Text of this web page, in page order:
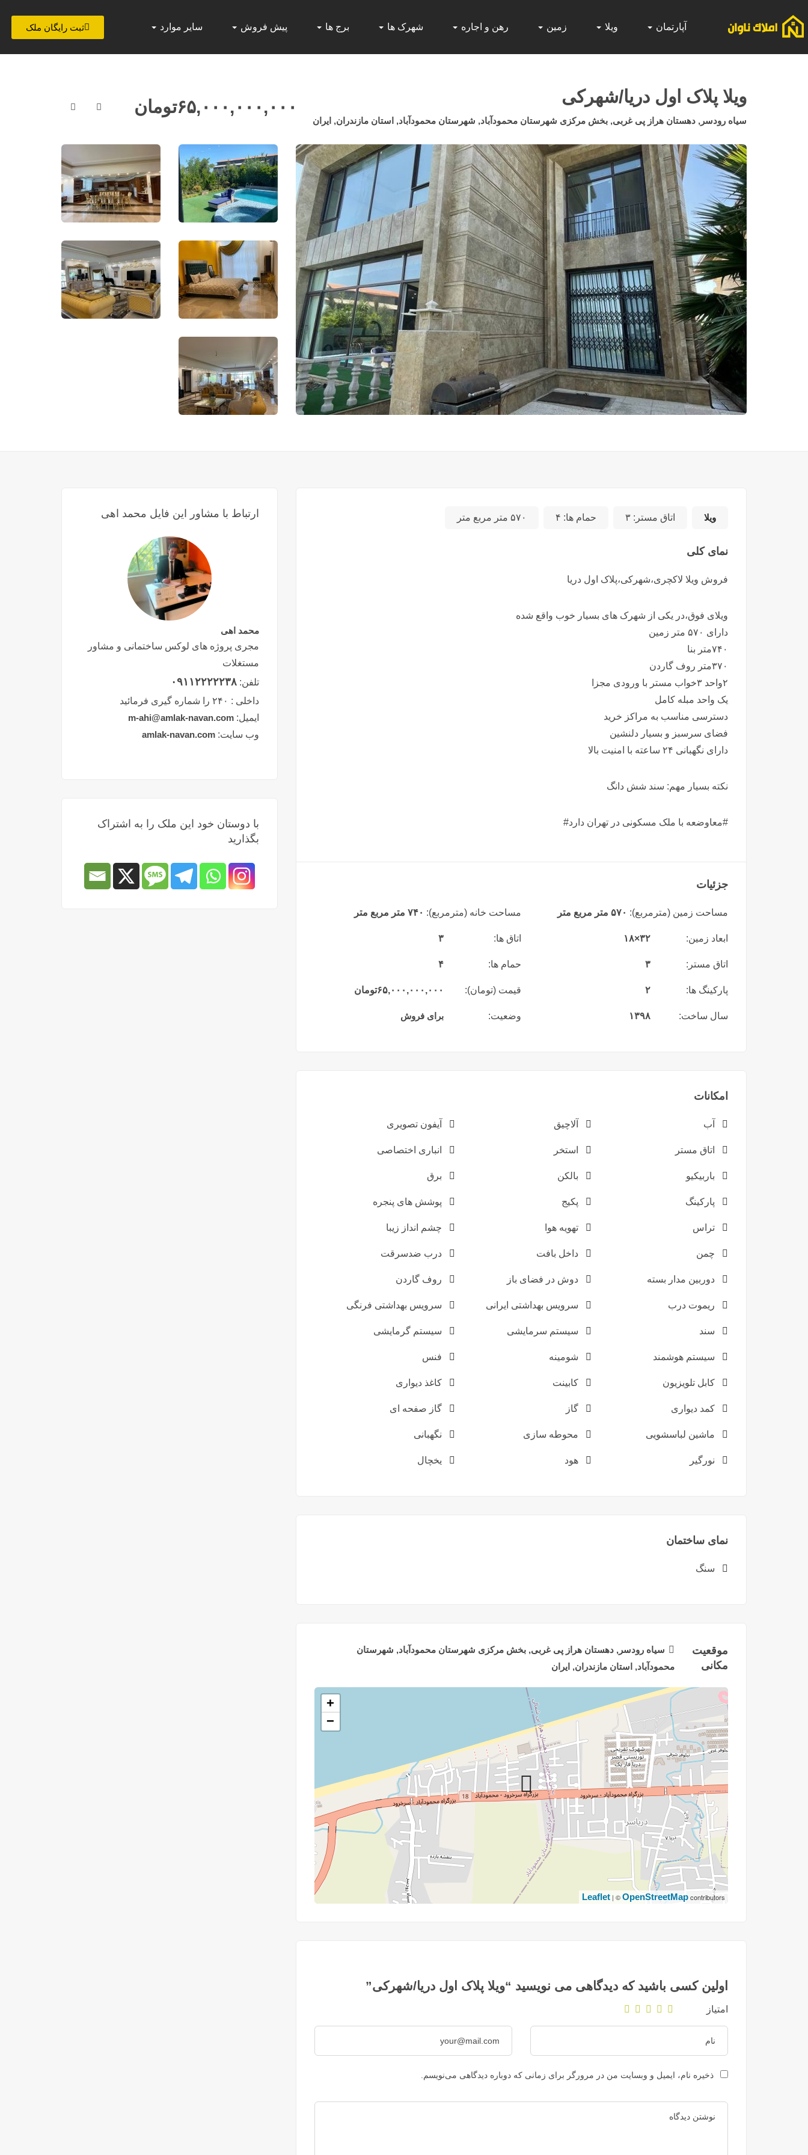
آپارتمان ویلا زمین رهن و اجاره شهرک ها برج ها پیش فروش سایر موارد ثبت رایگان ملک
ویلا پلاک اول دریا/شهرکی
سیاه رودسر, دهستان هراز پی غربی, بخش مرکزی شهرستان محمودآباد, شهرستان محمودآباد, استان مازندران, ایران
۶۵,۰۰۰,۰۰۰,۰۰۰تومان
ویلا اتاق مستر: ۳ حمام ها: ۴ ۵۷۰ متر مربع متر
نمای کلی
فروش ویلا لاکچری،شهرکی،پلاک اول دریا
ویلای فوق،در یکی از شهرک های بسیار خوب واقع شده
دارای ۵۷۰ متر زمین
۷۴۰متر بنا
۳۷۰متر روف گاردن
۲واحد ۳خواب مستر با ورودی مجزا
یک واحد مبله کامل
دسترسی مناسب به مراکز خرید
فضای سرسبز و بسیار دلنشین
دارای نگهبانی ۲۴ ساعته با امنیت بالا
نکته بسیار مهم: سند شش دانگ
#معاوضعه با ملک مسکونی در تهران دارد#
جزئیات
مساحت زمین (مترمربع): ۵۷۰ متر مربع متر مساحت خانه (مترمربع): ۷۴۰ متر مربع متر
ابعاد زمین: ۳۲×۱۸ اتاق ها: ۳
اتاق مستر: ۳ حمام ها: ۴
پارکینگ ها: ۲ قیمت (تومان): ۶۵,۰۰۰,۰۰۰,۰۰۰تومان
سال ساخت: ۱۳۹۸ وضعیت: برای فروش
امکانات
آب آلاچیق آیفون تصویری
اتاق مستر استخر انباری اختصاصی
باربیکیو بالکن برق
پارکینگ پکیج پوشش های پنجره
تراس تهویه هوا چشم انداز زیبا
چمن داخل بافت درب ضدسرقت
دوربین مدار بسته دوش در فضای باز روف گاردن
ریموت درب سرویس بهداشتی ایرانی سرویس بهداشتی فرنگی
سند سیستم سرمایشی سیستم گرمایشی
سیستم هوشمند شومینه فنس
کابل تلویزیون کابینت کاغذ دیواری
کمد دیواری گاز گاز صفحه ای
ماشین لباسشویی محوطه سازی نگهبانی
نورگیر هود یخچال
نمای ساختمان
سنگ
موقعیت
مکانی
سیاه رودسر, دهستان هراز پی غربی, بخش مرکزی شهرستان محمودآباد, شهرستان
محمودآباد, استان مازندران, ایران
+
−
Leaflet | ©OpenStreetMapcontributors
اولین کسی باشید که دیدگاهی می نویسید “ویلا پلاک اول دریا/شهرکی”
امتیاز
ذخیره نام، ایمیل و وبسایت من در مرورگر برای زمانی که دوباره دیدگاهی می‌نویسم.
ارتباط با مشاور این فایل محمد اهی
محمد اهی
مجری پروژه های لوکس ساختمانی و مشاور
مستغلات
تلفن: ۰۹۱۱۲۲۲۲۲۳۸
داخلی : ۲۴۰ را شماره گیری فرمائید
ایمیل: m-ahi@amlak-navan.com
وب سایت: amlak-navan.com
با دوستان خود این ملک را به اشتراک
بگذارید